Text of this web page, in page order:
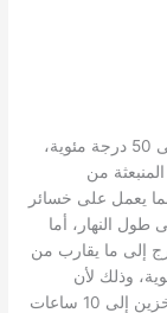
فإذا افترضنا أن درجات الحرارة في الخارج تصل إلى 50 درجة مئوية،
من
السطح، مما يعمل على خسائر
النهار، أما
إلى ما يقارب من
تظل 50 درجة مئوية، وذلك لأن
الأشعة الشمسية تخزنت في البناية، وتصل مدة التخزين إلى 10 ساعات